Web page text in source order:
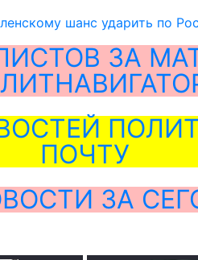
шанс ударить по
ЗА
ПОЧТУ
ЗА